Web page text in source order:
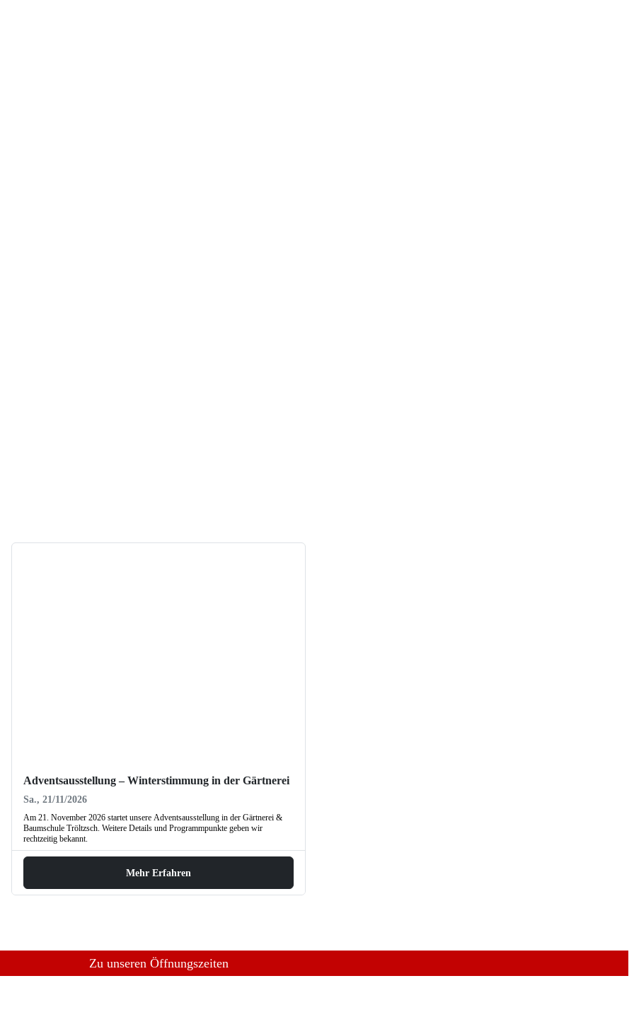
Adventsausstellung – Winterstimmung in der Gärtnerei
Sa., 21/11/2026
Am 21. November 2026 startet unsere Adventsausstellung in der Gärtnerei &
Baumschule Tröltzsch. Weitere Details und Programmpunkte geben wir
rechtzeitig bekannt.
Mehr Erfahren
Zu unseren Öffnungszeiten